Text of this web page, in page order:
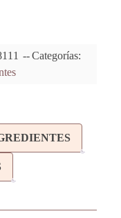
Categorías: